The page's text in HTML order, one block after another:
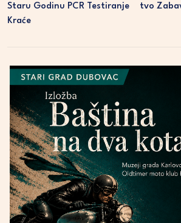
Staru Godinu PCR Testiranje
Kraće
Tvo